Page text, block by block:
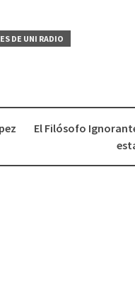
DE UNI RADIO
El Filósofo